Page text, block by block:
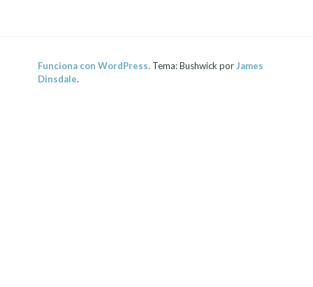
Funciona con WordPress. Tema: Bushwick por James
Dinsdale.